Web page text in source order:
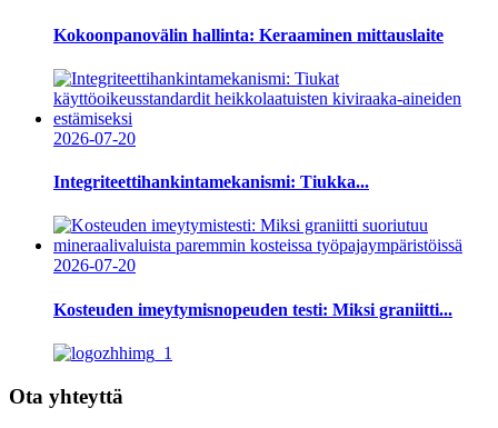
Kokoonpanovälin hallinta: Keraaminen mittauslaite
2026-07-20
Integriteettihankintamekanismi: Tiukka...
2026-07-20
Kosteuden imeytymisnopeuden testi: Miksi graniitti...
Ota yhteyttä